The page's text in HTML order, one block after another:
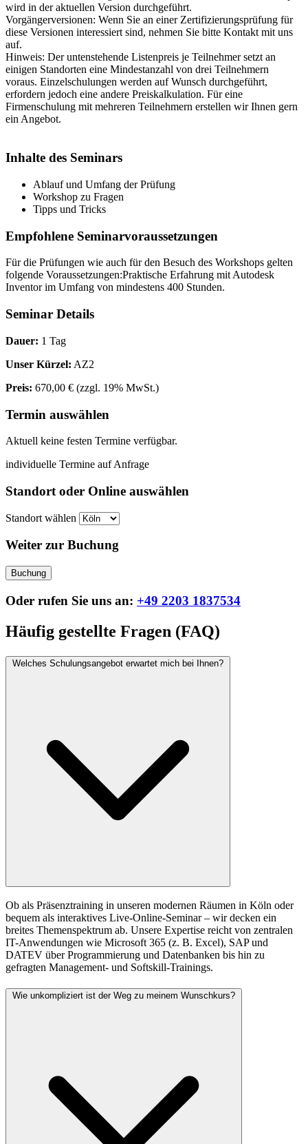
wird in der aktuellen Version durchgeführt.
Vorgängerversionen: Wenn Sie an einer Zertifizierungsprüfung für
diese Versionen interessiert sind, nehmen Sie bitte Kontakt mit uns
auf.
Hinweis: Der untenstehende Listenpreis je Teilnehmer setzt an
einigen Standorten eine Mindestanzahl von drei Teilnehmern
voraus. Einzelschulungen werden auf Wunsch durchgeführt,
erfordern jedoch eine andere Preiskalkulation. Für eine
Firmenschulung mit mehreren Teilnehmern erstellen wir Ihnen gern
ein Angebot.
Inhalte des Seminars
Ablauf und Umfang der Prüfung
Workshop zu Fragen
Tipps und Tricks
Empfohlene Seminarvoraussetzungen
Für die Prüfungen wie auch für den Besuch des Workshops gelten
folgende Voraussetzungen:Praktische Erfahrung mit Autodesk
Inventor im Umfang von mindestens 400 Stunden.
Seminar Details
Dauer: 1 Tag
Unser Kürzel: AZ2
Preis: 670,00 € (zzgl. 19% MwSt.)
Termin auswählen
Aktuell keine festen Termine verfügbar.
individuelle Termine auf Anfrage
Standort oder Online auswählen
Standort wählen
Weiter zur Buchung
Buchung
Oder rufen Sie uns an: +49 2203 1837534
Häufig gestellte Fragen (FAQ)
Welches Schulungsangebot erwartet mich bei Ihnen?
Ob als Präsenztraining in unseren modernen Räumen in Köln oder
bequem als interaktives Live-Online-Seminar – wir decken ein
breites Themenspektrum ab. Unsere Expertise reicht von zentralen
IT-Anwendungen wie Microsoft 365 (z. B. Excel), SAP und
DATEV über Programmierung und Datenbanken bis hin zu
gefragten Management- und Softskill-Trainings.
Wie unkompliziert ist der Weg zu meinem Wunschkurs?